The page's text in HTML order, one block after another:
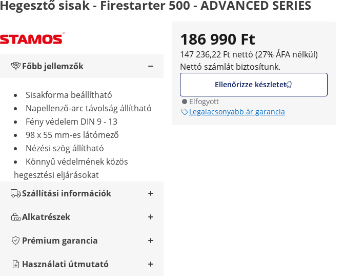
Hegesztő sisak - Firestarter 500 - ADVANCED SERIES
186 990 Ft
147 236,22 Ft nettó (27% ÁFA nélkül)
Nettó számlát biztosítunk.
Ellenőrizze készletet
Elfogyott
Legalacsonyabb ár garancia
Főbb jellemzők
Sisakforma beállítható
Napellenző-arc távolság állítható
Fény védelem DIN 9 - 13
98 x 55 mm-es látómező
Nézési szög állítható
Könnyű védelmének közös
hegesztési eljárásokat
Szállítási információk
Alkatrészek
Prémium garancia
Használati útmutató